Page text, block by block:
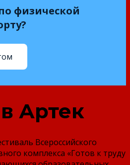
физической
Артек
Всероссийского
комплекса «Готов к труду